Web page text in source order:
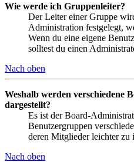
Wie werde ich Gruppenleiter?
Der Leiter einer Gruppe
Administration festgelegt,
Wenn du eine eigene
solltest du einen
Nach oben
Weshalb werden verschiedene
dargestellt?
Es ist der Board-
Benutzergruppen
deren Mitglieder leichter zu
Nach oben